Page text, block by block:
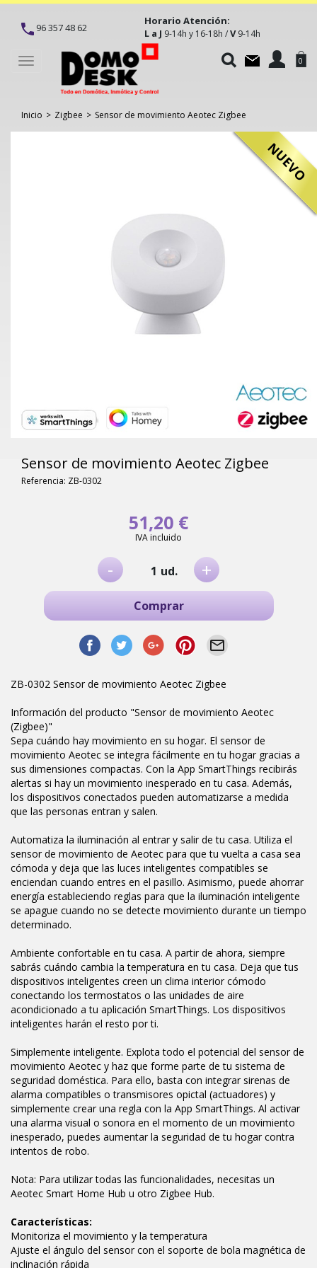
96 357 48 62
Horario Atención:
L a J 9-14h y 16-18h /V9-14h
Toggle
navigation
0
Inicio > Zigbee > Sensor de movimiento Aeotec Zigbee
NUEVO
Sensor de movimiento Aeotec Zigbee
Referencia: ZB-0302
51,20 €
IVA incluido
- ud. +
Comprar
ZB-0302 Sensor de movimiento Aeotec Zigbee
Información del producto "Sensor de movimiento Aeotec
(Zigbee)"
Sepa cuándo hay movimiento en su hogar. El sensor de
movimiento Aeotec se integra fácilmente en tu hogar gracias a
sus dimensiones compactas. Con la App SmartThings recibirás
alertas si hay un movimiento inesperado en tu casa. Además,
los dispositivos conectados pueden automatizarse a medida
que las personas entran y salen.
Automatiza la iluminación al entrar y salir de tu casa. Utiliza el
sensor de movimiento de Aeotec para que tu vuelta a casa sea
cómoda y deja que las luces inteligentes compatibles se
enciendan cuando entres en el pasillo. Asimismo, puede ahorrar
energía estableciendo reglas para que la iluminación inteligente
se apague cuando no se detecte movimiento durante un tiempo
determinado.
Ambiente confortable en tu casa. A partir de ahora, siempre
sabrás cuándo cambia la temperatura en tu casa. Deja que tus
dispositivos inteligentes creen un clima interior cómodo
conectando los termostatos o las unidades de aire
acondicionado a tu aplicación SmartThings. Los dispositivos
inteligentes harán el resto por ti.
Simplemente inteligente. Explota todo el potencial del sensor de
movimiento Aeotec y haz que forme parte de tu sistema de
seguridad doméstica. Para ello, basta con integrar sirenas de
alarma compatibles o transmisores opictal (actuadores) y
simplemente crear una regla con la App SmartThings. Al activar
una alarma visual o sonora en el momento de un movimiento
inesperado, puedes aumentar la seguridad de tu hogar contra
intentos de robo.
Nota: Para utilizar todas las funcionalidades, necesitas un
Aeotec Smart Home Hub u otro Zigbee Hub.
Características:
Monitoriza el movimiento y la temperatura
Ajuste el ángulo del sensor con el soporte de bola magnética de
inclinación rápida